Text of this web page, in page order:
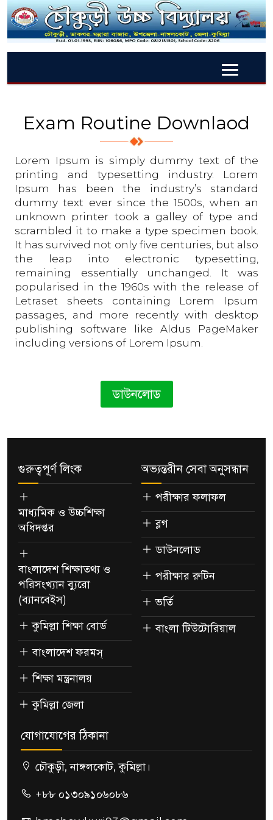
Exam Routine Downlaod
Lorem Ipsum is simply dummy text of the
printing and typesetting industry. Lorem
Ipsum has been the industry’s standard
dummy text ever since the 1500s, when an
unknown printer took a galley of type and
scrambled it to make a type specimen book.
It has survived not only five centuries, but also
the leap into electronic typesetting,
remaining essentially unchanged. It was
popularised in the 1960s with the release of
Letraset sheets containing Lorem Ipsum
passages, and more recently with desktop
publishing software like Aldus PageMaker
including versions of Lorem Ipsum.
ডাউনলোড
গুরুত্বপূর্ণ লিংক
মাধ্যমিক ও উচ্চশিক্ষা
অধিদপ্তর
বাংলাদেশ শিক্ষাতথ্য ও
পরিসংখ্যান ব্যুরো
(ব্যানবেইস)
কুমিল্লা শিক্ষা বোর্ড
বাংলাদেশ ফরমস্
শিক্ষা মন্ত্রনালয়
কুমিল্লা জেলা
অভ্যন্তরীন সেবা অনুসন্ধান
পরীক্ষার ফলাফল
ব্লগ
ডাউনলোড
পরীক্ষার রুটিন
ভর্তি
বাংলা টিউটোরিয়াল
যোগাযোগের ঠিকানা
চৌকুড়ী, নাঙ্গলকোট, কুমিল্লা।
+৮৮ ০১৩০৯১০৬০৮৬